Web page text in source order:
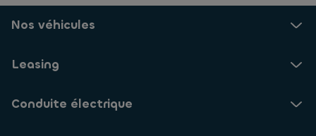
Nos véhicules
Leasing
Conduite électrique